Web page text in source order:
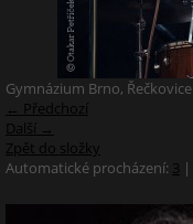
Gymnázium Brno, Řečkovice
← Předchozí
Další →
Zpět do složky
Automatické procházení: 3 |